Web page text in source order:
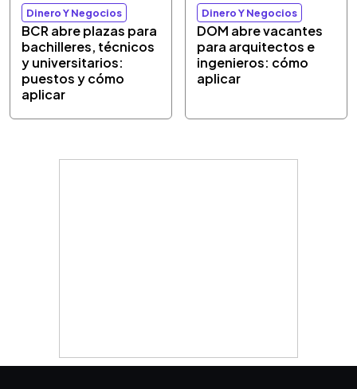
Dinero Y Negocios
BCR abre plazas para
bachilleres, técnicos
y universitarios:
puestos y cómo
aplicar
Dinero Y Negocios
DOM abre vacantes
para arquitectos e
ingenieros: cómo
aplicar